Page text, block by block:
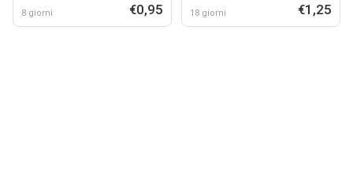
8 giorni €0,95 18 giorni €1,25